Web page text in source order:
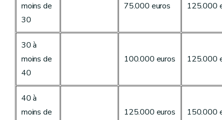
moins de
30
75.000 euros 125.000
30 à
moins de
40
100.000 euros 125.000
40 à
moins de
125.000 euros 150.000